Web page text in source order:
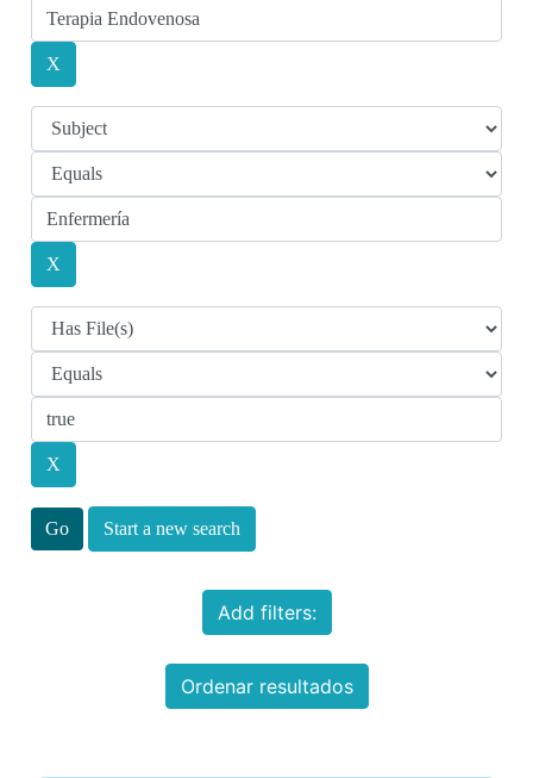
Start a new search
Add filters:
Ordenar resultados